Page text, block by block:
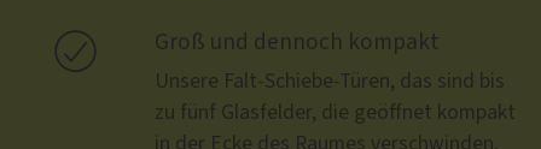
 Groß und dennoch kompakt
Unsere Falt-Schiebe-Türen, das sind bis
zu fünf Glasfelder, die geöffnet kompakt
in der Ecke des Raumes verschwinden.